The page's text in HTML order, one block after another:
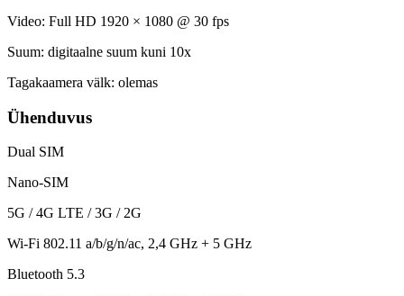
Video: Full HD 1920 × 1080 @ 30 fps
Suum: digitaalne suum kuni 10x
Tagakaamera välk: olemas
Ühenduvus
Dual SIM
Nano-SIM
5G / 4G LTE / 3G / 2G
Wi-Fi 802.11 a/b/g/n/ac, 2,4 GHz + 5 GHz
Bluetooth 5.3